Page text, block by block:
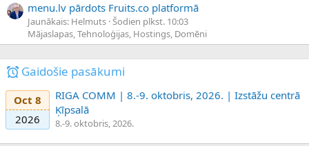
menu.lv pārdots Fruits.co platformā
Jaunākais: Helmuts Šodien plkst. 10:03
Mājaslapas, Tehnoloģijas, Hostings, Domēni
Gaidošie pasākumi
Oct 8
2026
RIGA COMM | 8.-9. oktobris, 2026. | Izstāžu centrā
Ķīpsalā
8.-9. oktobris, 2026.